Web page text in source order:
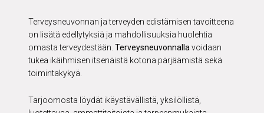
Terveysneuvonnan ja terveyden edistämisen tavoitteena
on lisätä edellytyksiä ja mahdollisuuksia huolehtia
omasta terveydestään.Terveysneuvonnalla voidaan
tukea ikäihmisen itsenäistä kotona pärjäämistä sekä
toimintakykyä.
Tarjoomosta löydät ikäystävällistä, yksilöllistä,